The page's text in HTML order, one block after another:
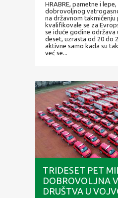
HRABRE, pametne i
dobrovoljnog
na državnom
kvalifikovale se za
se iduće godine
deset, uzrasta od 20 do
aktivne samo kada su
već se...
TRIDESET PET
DOBROVOLJNA
DRUŠTVA U